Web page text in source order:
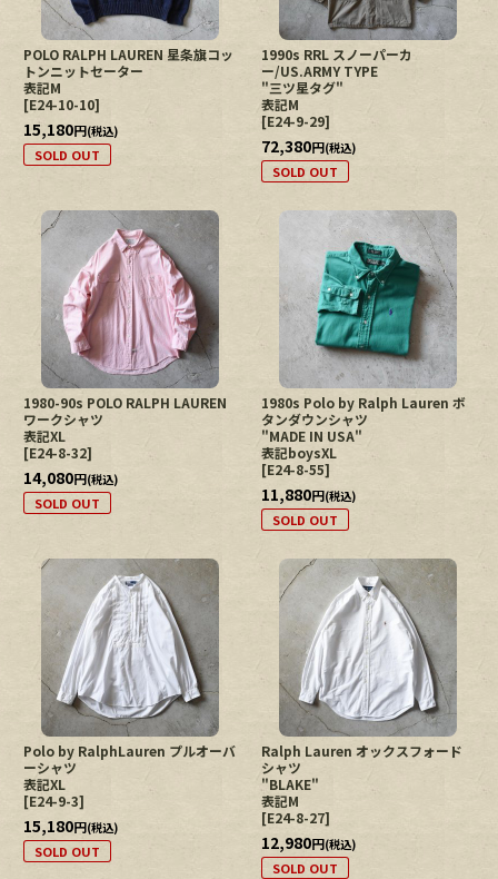
POLO RALPH LAUREN 星条旗コッ
トンニットセーター
表記M
[E24-10-10]
15,180円(税込)
SOLD OUT
1990s RRL スノーパーカ
ー/US.ARMY TYPE
"三ツ星タグ"
表記M
[E24-9-29]
72,380円(税込)
SOLD OUT
1980-90s POLO RALPH LAUREN
ワークシャツ
表記XL
[E24-8-32]
14,080円(税込)
SOLD OUT
1980s Polo by Ralph Lauren ボ
タンダウンシャツ
"MADE IN USA"
表記boysXL
[E24-8-55]
11,880円(税込)
SOLD OUT
Polo by RalphLauren プルオーバ
ーシャツ
表記XL
[E24-9-3]
15,180円(税込)
SOLD OUT
Ralph Lauren オックスフォード
シャツ
"BLAKE"
表記M
[E24-8-27]
12,980円(税込)
SOLD OUT